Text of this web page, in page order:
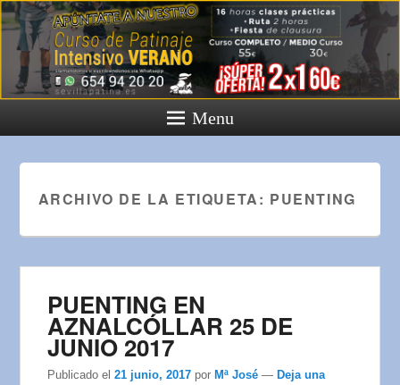
Menu
ARCHIVO DE LA ETIQUETA: PUENTING
PUENTING EN
AZNALCÓLLAR 25 DE
JUNIO 2017
Publicado el21 junio, 2017 por Mª José — Deja una